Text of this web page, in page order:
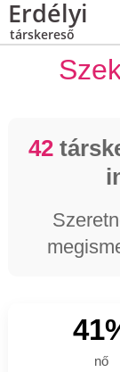
Erdélyi
társkereső
42
nő